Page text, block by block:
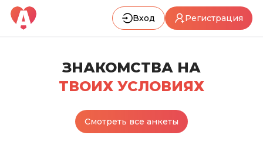
Вход Регистрация
ЗНАКОМСТВА НА
ТВОИХ УСЛОВИЯХ
Смотреть все анкеты